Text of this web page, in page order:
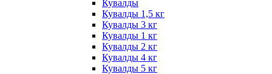
Кувалды
Кувалды 1,5 кг
Кувалды 3 кг
Кувалды 1 кг
Кувалды 2 кг
Кувалды 4 кг
Кувалды 5 кг